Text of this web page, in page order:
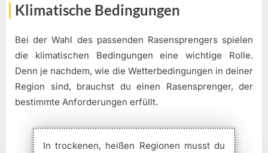
Klimatische Bedingungen
Bei der Wahl des passenden Rasensprengers spielen
die klimatischen Bedingungen eine wichtige Rolle.
Denn je nachdem, wie die Wetterbedingungen in deiner
Region sind, brauchst du einen Rasensprenger, der
bestimmte Anforderungen erfüllt.
In trockenen, heißen Regionen musst du